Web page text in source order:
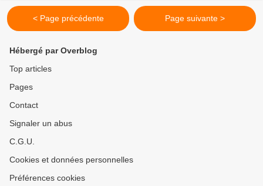
< Page précédente Page suivante >
Hébergé par Overblog
Top articles
Pages
Contact
Signaler un abus
C.G.U.
Cookies et données personnelles
Préférences cookies